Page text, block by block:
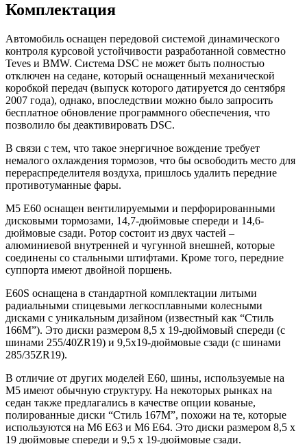
Комплектация
Автомобиль оснащен передовой системой динамического
контроля курсовой устойчивости разработанной совместно
Teves и BMW. Система DSC не может быть полностью
отключен на седане, который оснащенный механической
коробкой передач (выпуск которого датируется до сентября
2007 года), однако, впоследствии можно было запросить
бесплатное обновление программного обеспечения, что
позволило бы деактивировать DSC.
В связи с тем, что такое энергичное вождение требует
немалого охлаждения тормозов, что бы освободить место для
перераспределителя воздуха, пришлось удалить передние
противотуманные фары.
М5 E60 оснащен вентилируемыми и перфорированными
дисковыми тормозами, 14,7-дюймовые спереди и 14,6-
дюймовые сзади. Ротор состоит из двух частей –
алюминиевой внутренней и чугунной внешней, которые
соединены со стальными штифтами. Кроме того, передние
суппорта имеют двойной поршень.
E60S оснащена в стандартной комплектации литыми
радиальными спицевыми легкосплавными колесными
дисками с уникальным дизайном (известный как “Стиль
166M”). Это диски размером 8,5 х 19-дюймовый спереди (с
шинами 255/40ZR19) и 9,5х19-дюймовые сзади (с шинами
285/35ZR19).
В отличие от других моделей E60, шины, используемые на
M5 имеют обычную структуру. На некоторых рынках на
седан также предлагались в качестве опции кованые,
полированные диски “Стиль 167M”, похожи на те, которые
используются на M6 E63 и M6 E64. Это диски размером 8,5 х
19 дюймовые спереди и 9,5 х 19-дюймовые сзади.